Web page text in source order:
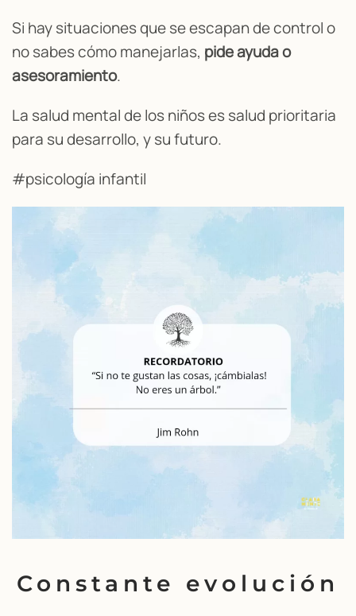
Si hay situaciones que se escapan de control o
no sabes cómo manejarlas, pide ayuda o
asesoramiento.
La salud mental de los niños es salud prioritaria
para su desarrollo, y su futuro.
#psicología infantil
Constante evolución